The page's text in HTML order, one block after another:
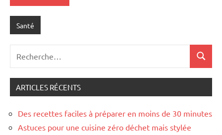
Santé
:
ARTICLES RÉCENTS
Des recettes faciles à préparer en moins de 30 minutes
Astuces pour une cuisine zéro déchet mais stylée